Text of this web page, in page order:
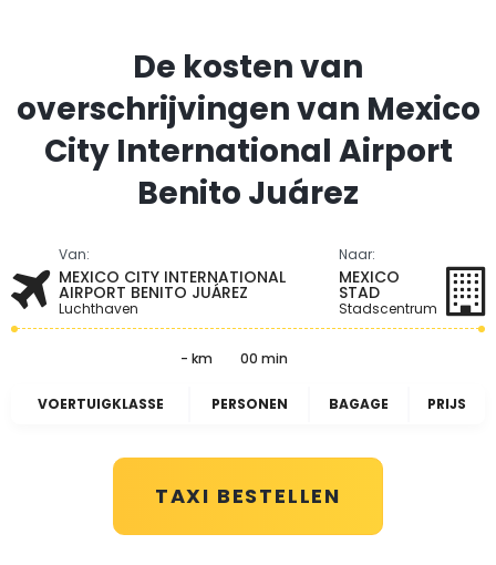
De kosten van
overschrijvingen van Mexico
City International Airport
Benito Juárez
Van:
MEXICO CITY INTERNATIONAL
AIRPORT BENITO JUÁREZ
Luchthaven
Naar:
MEXICO
STAD
Stadscentrum
- km 00 min
VOERTUIGKLASSE PERSONEN BAGAGE PRIJS
TAXI BESTELLEN